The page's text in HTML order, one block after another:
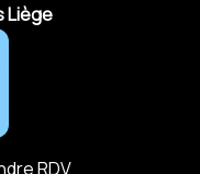
Liège
RDV